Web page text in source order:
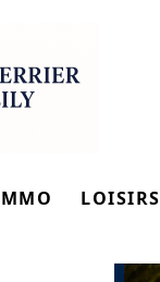
LOISIRS